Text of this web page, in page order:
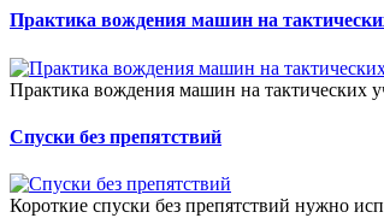
Практика вождения машин на
Практика вождения машин на тактических
Спуски без препятствий
Короткие спуски без препятствий нужно